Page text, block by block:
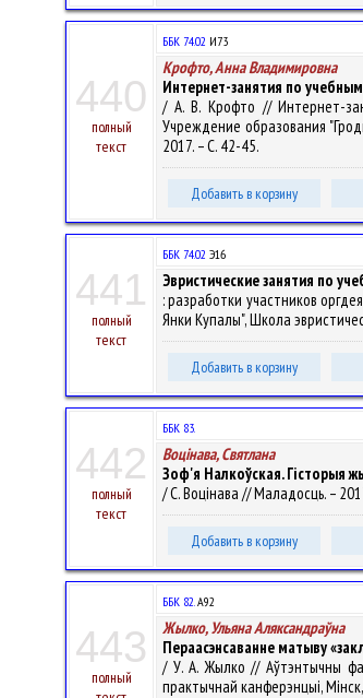
440
полный
текст
ББК 74.02 И73
Крофто, Анна Владимировна
Интернет-занятия по
/ А. В. Крофто // Интернет-
Учреждение образования
2017. – С. 42-45.
Добавить в корзину
441
полный
текст
ББК 74.02 Э16
Эвристические занятия по
: разработки участников
Янки Купалы", Школа
Добавить в корзину
442
полный
текст
ББК 83.
Воцінава, Святлана
Зоф'я Налкоўская. Гісторыя
/ С. Воцінава // Маладосць. –
Добавить в корзину
443
полный
ББК 82.А92
Жылко, Ульяна Аляксандраўна
Пераасэнсаванне матыву
/ У. А. Жылко // Аўтэнтычны
практычнай канферэнцыі,